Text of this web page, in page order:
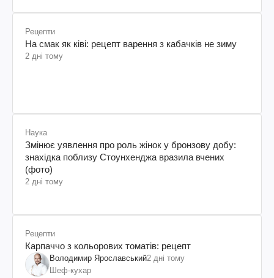
Рецепти
На смак як ківі: рецепт варення з кабачків не зиму
2 дні тому
Наука
Змінює уявлення про роль жінок у бронзову добу:
знахідка поблизу Стоунхенджа вразила вчених
(фото)
2 дні тому
Рецепти
Карпаччо з кольорових томатів: рецепт
Володимир Ярославський2 дні тому
Шеф-кухар